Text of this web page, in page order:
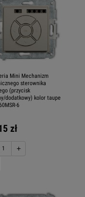
Mini Mechanizm
sterownika
(przycisk
dodatkowy) kolor taupe
6
zł
+